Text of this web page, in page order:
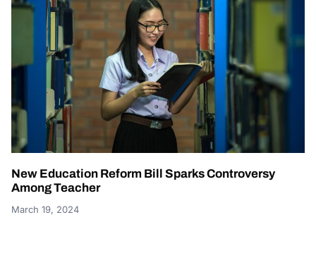
New Education Reform Bill Sparks Controversy
Among Teacher
March 19, 2024